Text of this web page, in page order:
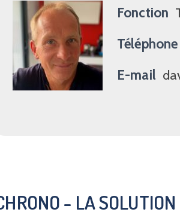
Fonction
Téléphone
E-mail
- LA